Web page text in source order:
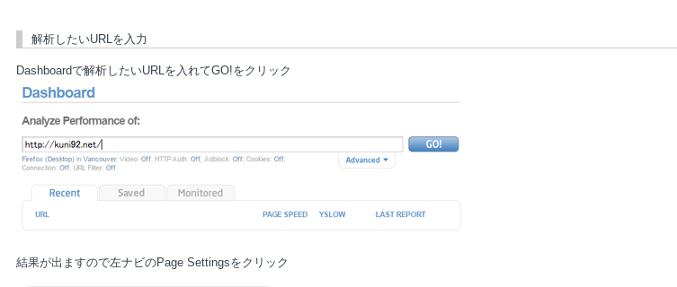
解析したいURLを入力
Dashboardで解析したいURLを入れてGO!をクリック
結果が出ますので左ナビのPage Settingsをクリック